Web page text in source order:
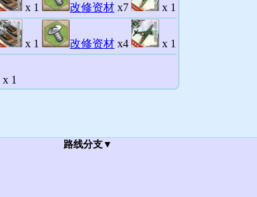
x 1 改修资材 x7 x 1
x 1 改修资材 x4 x 1
x 1
路线分支▼